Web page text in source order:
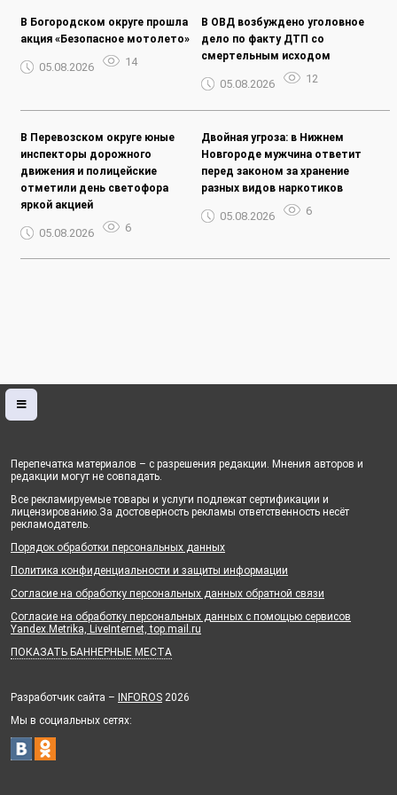
В Богородском округе прошла
акция «Безопасное мотолето»
05.08.2026 14
В ОВД возбуждено уголовное
дело по факту ДТП со
смертельным исходом
05.08.2026 12
В Перевозском округе юные
инспекторы дорожного
движения и полицейские
отметили день светофора
яркой акцией
05.08.2026 6
Двойная угроза: в Нижнем
Новгороде мужчина ответит
перед законом за хранение
разных видов наркотиков
05.08.2026 6
Перепечатка материалов – с разрешения редакции. Мнения авторов и
редакции могут не совпадать.
Все рекламируемые товары и услуги подлежат сертификации и
лицензированию.За достоверность рекламы ответственность несёт
рекламодатель.
Порядок обработки персональных данных
Политика конфиденциальности и защиты информации
Согласие на обработку персональных данных обратной связи
Согласие на обработку персональных данных с помощью сервисов
Yandex.Metrika, LiveInternet, top.mail.ru
ПОКАЗАТЬ БАННЕРНЫЕ МЕСТА
Разработчик сайта – INFOROS 2026
Мы в социальных сетях: